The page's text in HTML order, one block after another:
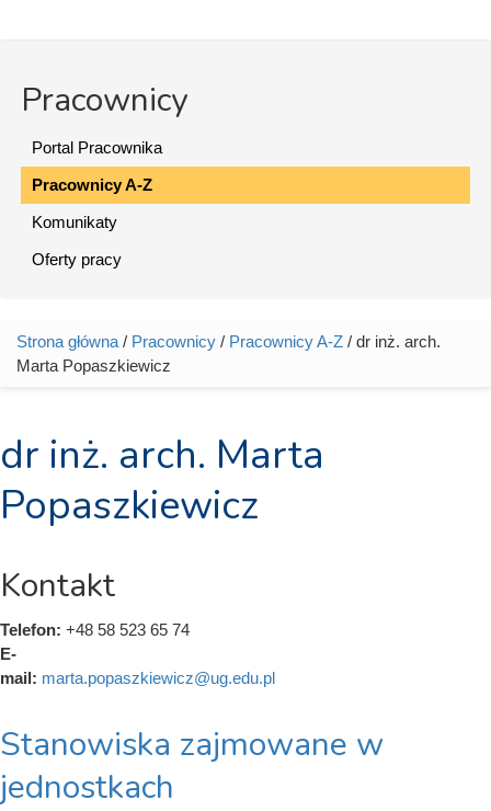
Pracownicy
Portal Pracownika
Pracownicy A-Z
Komunikaty
Oferty pracy
Jesteś tutaj
Strona główna / Pracownicy / Pracownicy A-Z / dr inż. arch.
Marta Popaszkiewicz
dr inż. arch. Marta
Popaszkiewicz
Kontakt
Telefon: +48 58 523 65 74
E-
mail: marta.popaszkiewicz@ug.edu.pl
Stanowiska zajmowane w
jednostkach